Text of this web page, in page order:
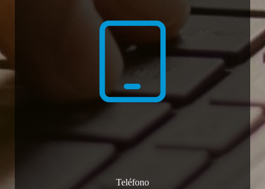
Teléfono